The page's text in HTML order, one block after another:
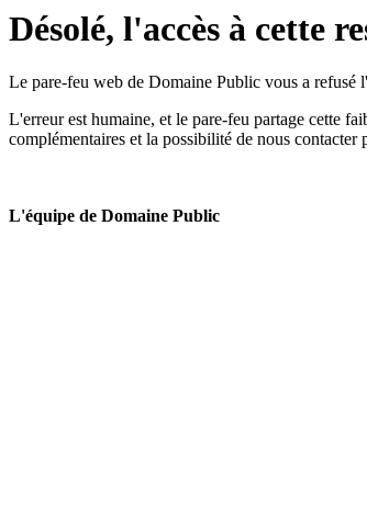
Désolé, l'accès à cette
Le pare-feu web de Domaine Public vous a refusé
L'erreur est humaine, et le pare-feu partage cette
complémentaires et la possibilité de nous
L'équipe de Domaine Public